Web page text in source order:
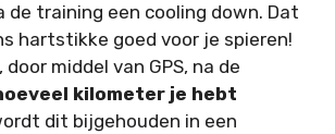
de training een cooling down. Dat
hartstikke goed voor je spieren!
door middel van GPS, na de
kilometer je hebt
dit bijgehouden in een